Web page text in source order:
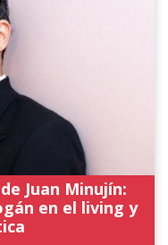
Juan Minujín:
en el living y